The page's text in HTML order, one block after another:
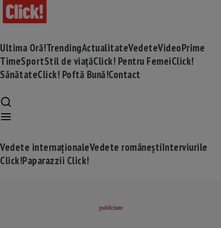
Ultima Oră!TrendingActualitateVedeteVideoPrime
TimeSportStil de viațăClick! Pentru FemeiClick!
SănătateClick! Poftă Bună!Contact
Vedete internaționaleVedete româneștiInterviurile
Click!Paparazzii Click!